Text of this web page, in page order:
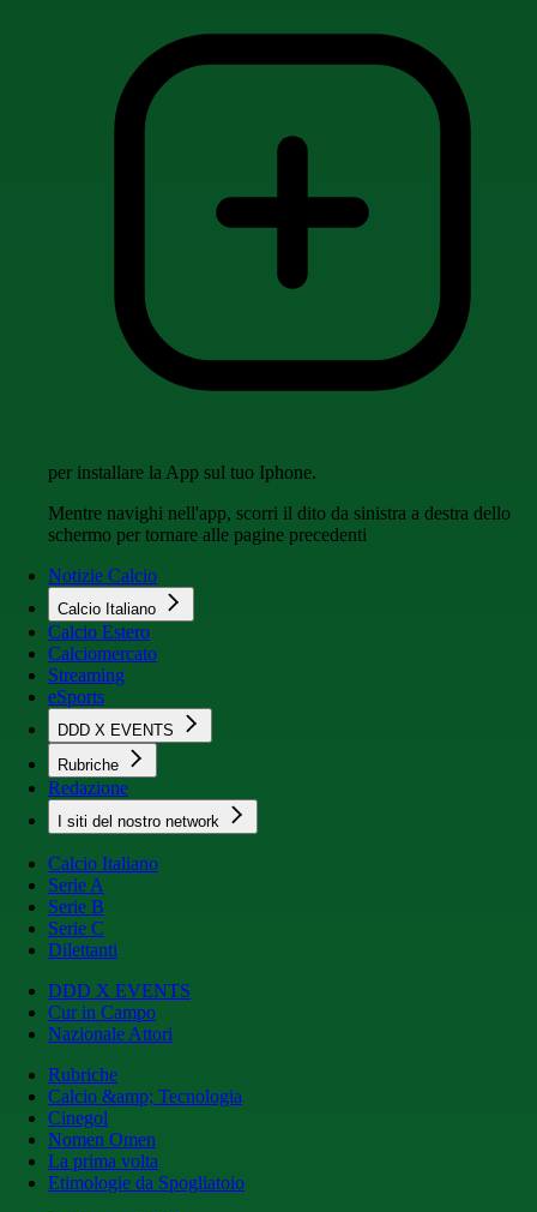
per installare la App sul tuo Iphone.
Mentre navighi nell'app, scorri il dito da sinistra a destra dello
schermo per tornare alle pagine precedenti
Notizie Calcio
Calcio Italiano
Calcio Estero
Calciomercato
Streaming
eSports
DDD X EVENTS
Rubriche
Redazione
I siti del nostro network
Calcio Italiano
Serie A
Serie B
Serie C
Dilettanti
DDD X EVENTS
Cur in Campo
Nazionale Attori
Rubriche
Calcio &amp; Tecnologia
Cinegol
Nomen Omen
La prima volta
Etimologie da Spogliatoio